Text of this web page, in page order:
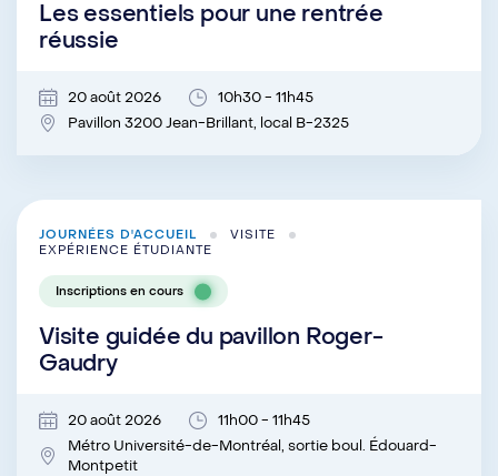
Les essentiels pour une rentrée
réussie
20 août 2026
10h30 - 11h45
Pavillon 3200 Jean-Brillant, local B-2325
JOURNÉES D'ACCUEIL
VISITE
EXPÉRIENCE ÉTUDIANTE
Inscriptions en cours
Visite guidée du pavillon Roger-
Gaudry
20 août 2026
11h00 - 11h45
Métro Université-de-Montréal, sortie boul. Édouard-
Montpetit